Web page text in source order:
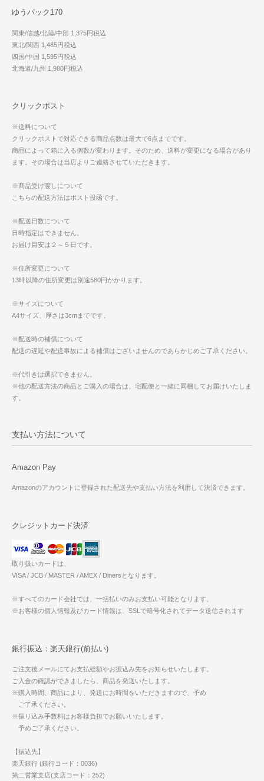
ゆうパック170
関東/信越/北陸/中部 1,375円税込
東北/関西 1,485円税込
四国/中国 1,595円税込
北海道/九州 1,980円税込
クリックポスト
※送料について
クリックポストで対応できる商品点数は最大で6点までです。
商品によって箱に入る個数が変わります。そのため、送料が変更になる場合があり
ます。その場合は当店よりご連絡させていただきます。
※商品受け渡しについて
こちらの配送方法はポスト投函です。
※配送日数について
日時指定はできません。
お届け目安は２～５日です。
※住所変更について
13時以降の住所変更は別途580円かかります。
※サイズについて
A4サイズ、厚さは3cmまでです。
※配送時の補償について
配送の遅延や配送事故による補償はございませんのであらかじめご了承ください。
※代引きは選択できません。
※他の配送方法の商品とご購入の場合は、宅配便と一緒に同梱してお届けいたしま
す。
支払い方法について
Amazon Pay
Amazonのアカウントに登録された配送先や支払い方法を利用して決済できます。
クレジットカード決済
取り扱いカードは、
VISA / JCB / MASTER / AMEX / Dinersとなります。
※すべてのカード会社では、一括払いのみお支払い可能となります。
※お客様の個人情報及びカード情報は、SSLで暗号化されてデータ送信されます
銀行振込：楽天銀行(前払い)
ご注文後メールにてお支払総額やお振込み先をお知らせいたします。
ご入金の確認ができましたら、商品を発送いたします。
※購入時間、商品により、発送にお時間をいただきますので、予め
ご了承ください。
※振り込み手数料はお客様負担でお願いいたします。
予めご了承ください。
【振込先】
楽天銀行 (銀行コード：0036)
第二営業支店(支店コード：252)